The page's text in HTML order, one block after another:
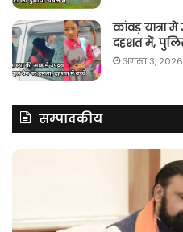
कांवड़ यात्रा
दहशत में,
अगस्त 3, 2026
सम्पादकीय